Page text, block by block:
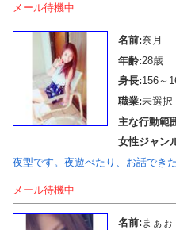
メール待機中
名前:奈月
年齢:28歳
身長:156～
職業:未選択
主な行動範
女性ジャン
夜型です。夜遊べたり、お話でき
メール待機中
名前: まぁぉ